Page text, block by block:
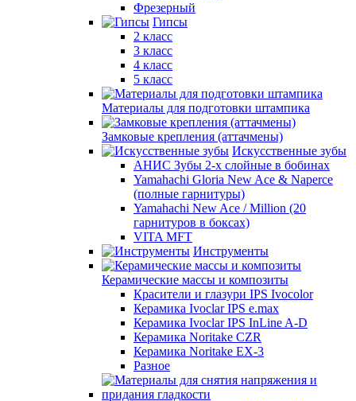
Фрезерный
Гипсы
2 класс
3 класс
4 класс
5 класс
Материалы для подготовки штампика
Замковые крепления (аттачмены)
Искусственные зубы
АНИС Зубы 2-х слойные в бобинах
Yamahachi Gloria New Ace & Naperce
(полные гарнитуры)
Yamahachi New Ace / Million (20
гарнитуров в боксах)
VITA MFT
Инструменты
Керамические массы и композиты
Красители и глазури IPS Ivocolor
Керамика Ivoclar IPS e.max
Керамика Ivoclar IPS InLine A-D
Керамика Noritake CZR
Керамика Noritake EX-3
Разное